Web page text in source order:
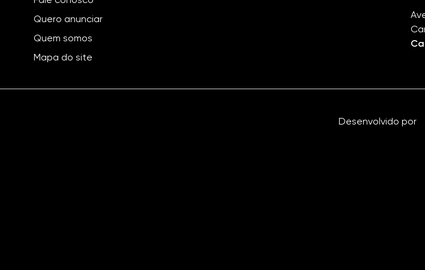
Quero anunciar
Quem somos
Mapa do site
Desenvolvido por